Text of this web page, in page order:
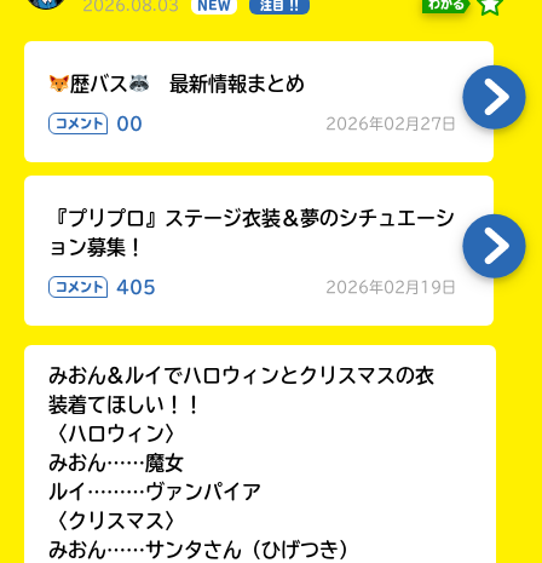
2026.08.03 NEW 注目 !! わかる
歴バス 最新情報まとめ
コメント 00 2026年02月27日
『プリプロ』ステージ衣装＆夢のシチュエーシ
ョン募集！
コメント 405 2026年02月19日
みおん&ルイでハロウィンとクリスマスの衣
装着てほしい！！
〈ハロウィン〉
みおん……魔女
ルイ………ヴァンパイア
〈クリスマス〉
みおん……サンタさん（ひげつき）